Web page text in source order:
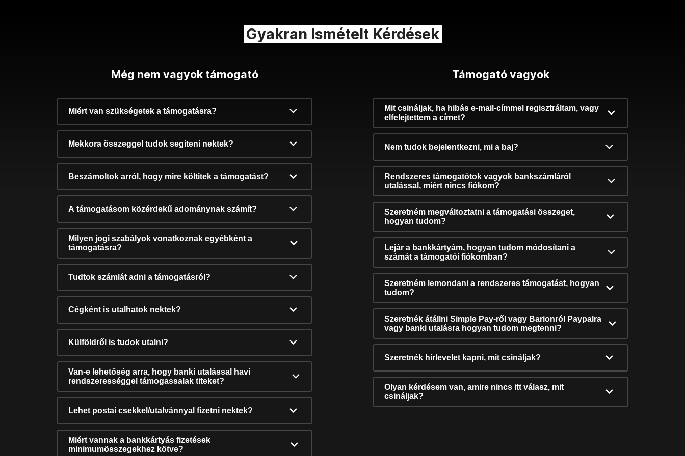
Gyakran Ismételt Kérdések
Még nem vagyok támogató
Miért van szükségetek a támogatásra?
Mekkora összeggel tudok segíteni nektek?
Beszámoltok arról, hogy mire költitek a támogatást?
A támogatásom közérdekű adománynak számít?
Milyen jogi szabályok vonatkoznak egyébként a
támogatásra?
Tudtok számlát adni a támogatásról?
Cégként is utalhatok nektek?
Külföldről is tudok utalni?
Van-e lehetőség arra, hogy banki utalással havi
rendszerességgel támogassalak titeket?
Lehet postai csekkel/utalvánnyal fizetni nektek?
Miért vannak a bankkártyás fizetések
minimumösszegekhez kötve?
Támogató vagyok
Mit csináljak, ha hibás e-mail-címmel regisztráltam, vagy
elfelejtettem a címet?
Nem tudok bejelentkezni, mi a baj?
Rendszeres támogatótok vagyok bankszámláról
utalással, miért nincs fiókom?
Szeretném megváltoztatni a támogatási összeget,
hogyan tudom?
Lejár a bankkártyám, hogyan tudom módosítani a
számát a támogatói fiókomban?
Szeretném lemondani a rendszeres támogatást, hogyan
tudom?
Szeretnék átállni Simple Pay-ről vagy Barionról Paypalra
vagy banki utalásra hogyan tudom megtenni?
Szeretnék hírlevelet kapni, mit csináljak?
Olyan kérdésem van, amire nincs itt válasz, mit
csináljak?